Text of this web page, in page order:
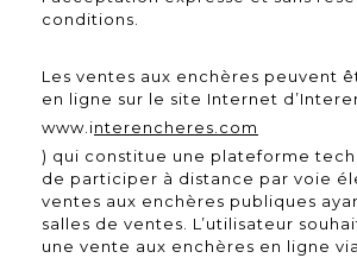
conditions.
Les ventes aux enchères peuvent
en ligne sur le site Internet
www.interencheres.com
) qui constitue une plateforme
de participer à distance par voie
ventes aux enchères publiques
salles de ventes. L’utilisateur
une vente aux enchères en ligne